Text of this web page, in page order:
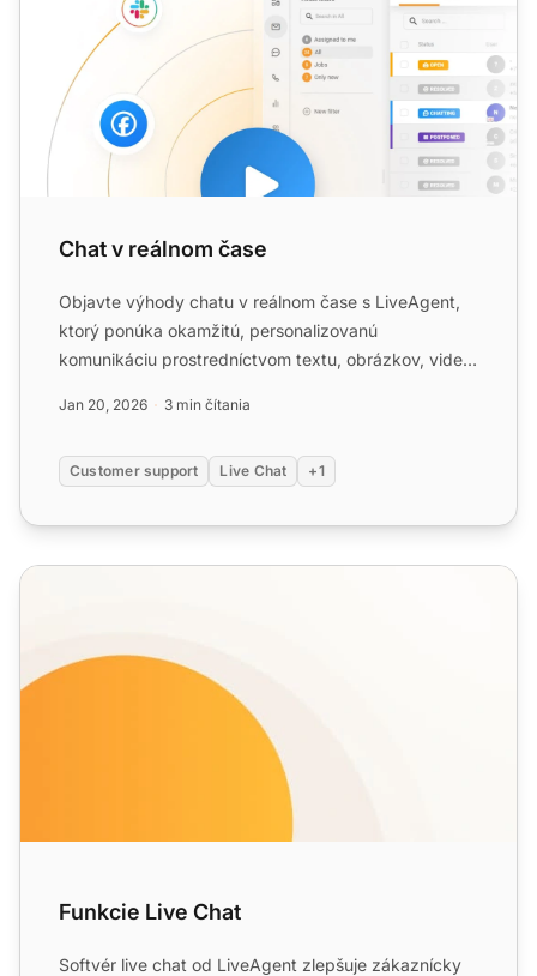
Chat v reálnom čase
Objavte výhody chatu v reálnom čase s LiveAgent,
ktorý ponúka okamžitú, personalizovanú
komunikáciu prostredníctvom textu, obrázkov, videí
Jan 20, 2026 3 min čítania
Customer support Live Chat +1
Funkcie Live Chat
Funkcie Live Chat
Softvér live chat od LiveAgent zlepšuje zákaznícky